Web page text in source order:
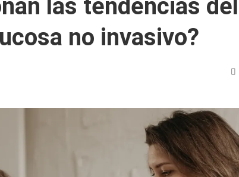
las tendencias del
no invasivo?